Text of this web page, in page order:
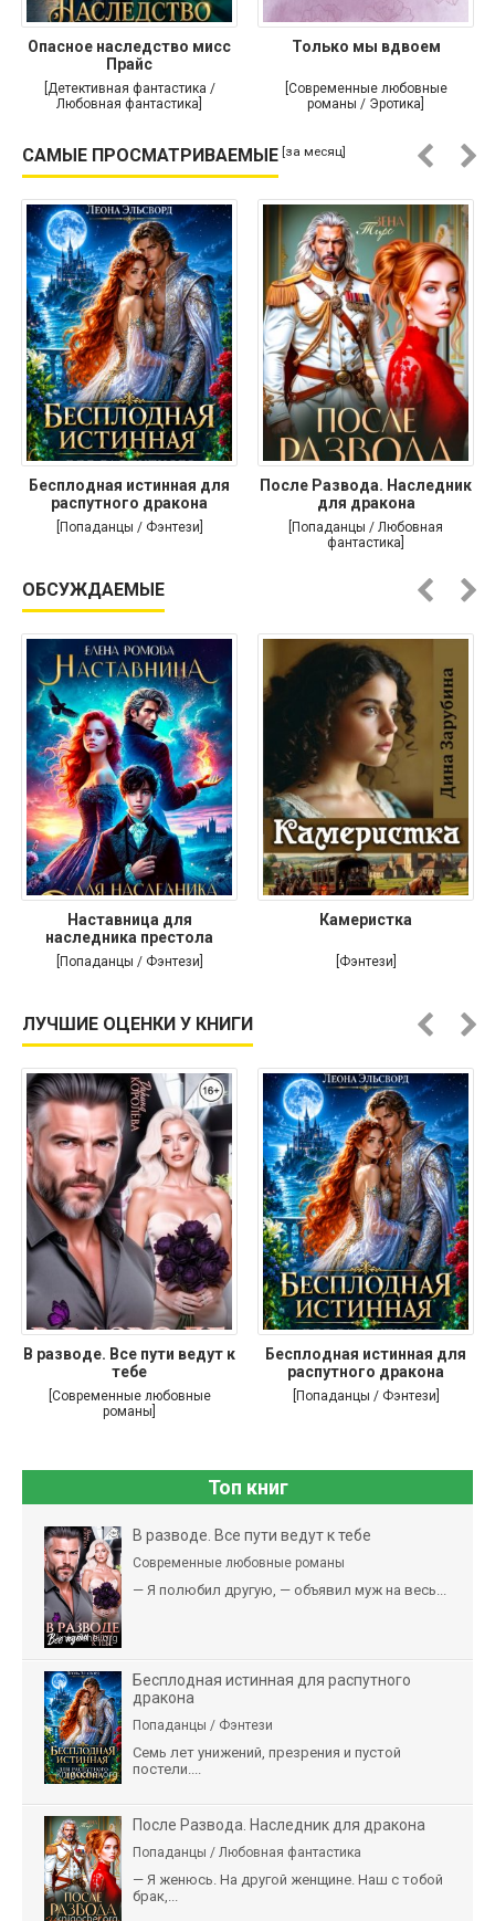
Опасное наследство мисс
Прайс
[Детективная фантастика /
Любовная фантастика]
Только мы вдвоем
[Современные любовные
романы / Эротика]
САМЫЕ ПРОСМАТРИВАЕМЫЕ [за месяц]
Бесплодная истинная для
распутного дракона
[Попаданцы / Фэнтези]
После Развода. Наследник
для дракона
[Попаданцы / Любовная
фантастика]
ОБСУЖДАЕМЫЕ
Наставница для
наследника престола
[Попаданцы / Фэнтези]
Камеристка
[Фэнтези]
ЛУЧШИЕ ОЦЕНКИ У КНИГИ
В разводе. Все пути ведут к
тебе
[Современные любовные
романы]
Бесплодная истинная для
распутного дракона
[Попаданцы / Фэнтези]
Топ книг
В разводе. Все пути ведут к тебе
Современные любовные романы
— Я полюбил другую, — объявил муж на весь...
Бесплодная истинная для распутного
дракона
Попаданцы / Фэнтези
Семь лет унижений, презрения и пустой
постели....
После Развода. Наследник для дракона
Попаданцы / Любовная фантастика
— Я женюсь. На другой женщине. Наш с тобой
брак,...